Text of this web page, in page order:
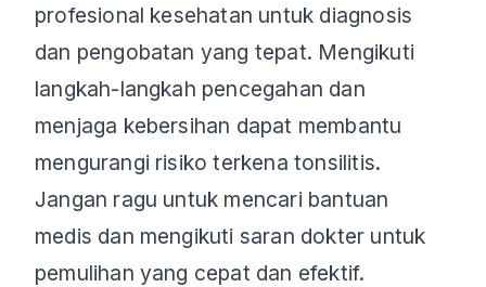
profesional kesehatan untuk diagnosis
dan pengobatan yang tepat. Mengikuti
langkah-langkah pencegahan dan
menjaga kebersihan dapat membantu
mengurangi risiko terkena tonsilitis.
Jangan ragu untuk mencari bantuan
medis dan mengikuti saran dokter untuk
pemulihan yang cepat dan efektif.